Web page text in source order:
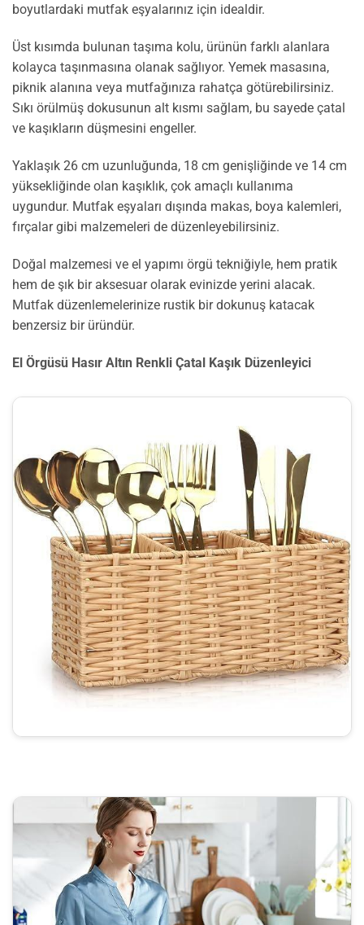
boyutlardaki mutfak eşyalarınız için idealdir.
Üst kısımda bulunan taşıma kolu, ürünün farklı alanlara
kolayca taşınmasına olanak sağlıyor. Yemek masasına,
piknik alanına veya mutfağınıza rahatça götürebilirsiniz.
Sıkı örülmüş dokusunun alt kısmı sağlam, bu sayede çatal
ve kaşıkların düşmesini engeller.
Yaklaşık 26 cm uzunluğunda, 18 cm genişliğinde ve 14 cm
yüksekliğinde olan kaşıklık, çok amaçlı kullanıma
uygundur. Mutfak eşyaları dışında makas, boya kalemleri,
fırçalar gibi malzemeleri de düzenleyebilirsiniz.
Doğal malzemesi ve el yapımı örgü tekniğiyle, hem pratik
hem de şık bir aksesuar olarak evinizde yerini alacak.
Mutfak düzenlemelerinize rustik bir dokunuş katacak
benzersiz bir üründür.
El Örgüsü Hasır Altın Renkli Çatal Kaşık Düzenleyici